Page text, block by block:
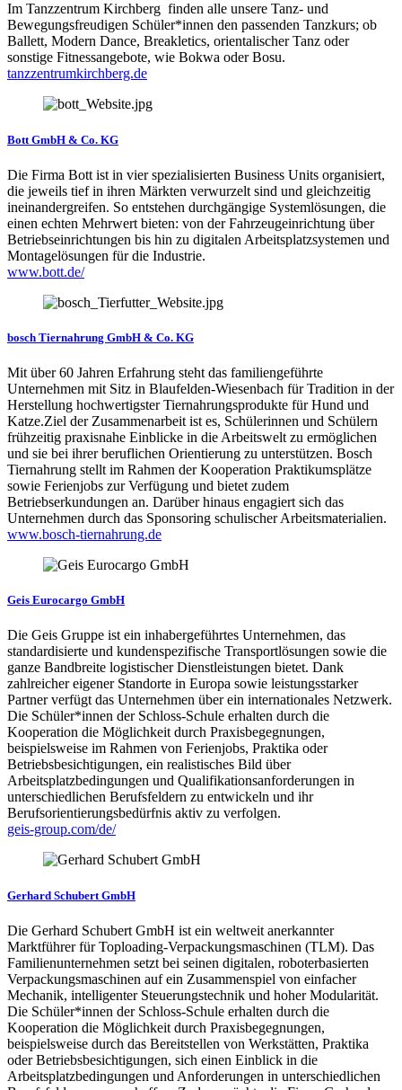
Im Tanzzentrum Kirchberg finden alle unsere Tanz- und
Bewegungsfreudigen Schüler*innen den passenden Tanzkurs; ob
Ballett, Modern Dance, Breakletics, orientalischer Tanz oder
sonstige Fitnessangebote, wie Bokwa oder Bosu.
tanzzentrumkirchberg.de
Bott GmbH & Co. KG
Die Firma Bott ist in vier spezialisierten Business Units organisiert,
die jeweils tief in ihren Märkten verwurzelt sind und gleichzeitig
ineinandergreifen. So entstehen durchgängige Systemlösungen, die
einen echten Mehrwert bieten: von der Fahrzeugeinrichtung über
Betriebseinrichtungen bis hin zu digitalen Arbeitsplatzsystemen und
Montagelösungen für die Industrie.
www.bott.de/
bosch Tiernahrung GmbH & Co. KG
Mit über 60 Jahren Erfahrung steht das familiengeführte
Unternehmen mit Sitz in Blaufelden-Wiesenbach für Tradition in der
Herstellung hochwertigster Tiernahrungsprodukte für Hund und
Katze.Ziel der Zusammenarbeit ist es, Schülerinnen und Schülern
frühzeitig praxisnahe Einblicke in die Arbeitswelt zu ermöglichen
und sie bei ihrer beruflichen Orientierung zu unterstützen. Bosch
Tiernahrung stellt im Rahmen der Kooperation Praktikumsplätze
sowie Ferienjobs zur Verfügung und bietet zudem
Betriebserkundungen an. Darüber hinaus engagiert sich das
Unternehmen durch das Sponsoring schulischer Arbeitsmaterialien.
www.bosch-tiernahrung.de
Geis Eurocargo GmbH
Die Geis Gruppe ist ein inhabergeführtes Unternehmen, das
standardisierte und kundenspezifische Transportlösungen sowie die
ganze Bandbreite logistischer Dienstleistungen bietet. Dank
zahlreicher eigener Standorte in Europa sowie leistungsstarker
Partner verfügt das Unternehmen über ein internationales Netzwerk.
Die Schüler*innen der Schloss-Schule erhalten durch die
Kooperation die Möglichkeit durch Praxisbegegnungen,
beispielsweise im Rahmen von Ferienjobs, Praktika oder
Betriebsbesichtigungen, ein realistisches Bild über
Arbeitsplatzbedingungen und Qualifikationsanforderungen in
unterschiedlichen Berufsfeldern zu entwickeln und ihr
Berufsorientierungsbedürfnis aktiv zu verfolgen.
geis-group.com/de/
Gerhard Schubert GmbH
Die Gerhard Schubert GmbH ist ein weltweit anerkannter
Marktführer für Toploading-Verpackungsmaschinen (TLM). Das
Familienunternehmen setzt bei seinen digitalen, roboterbasierten
Verpackungsmaschinen auf ein Zusammenspiel von einfacher
Mechanik, intelligenter Steuerungstechnik und hoher Modularität.
Die Schüler*innen der Schloss-Schule erhalten durch die
Kooperation die Möglichkeit durch Praxisbegegnungen,
beispielsweise durch das Bereitstellen von Werkstätten, Praktika
oder Betriebsbesichtigungen, sich einen Einblick in die
Arbeitsplatzbedingungen und Anforderungen in unterschiedlichen